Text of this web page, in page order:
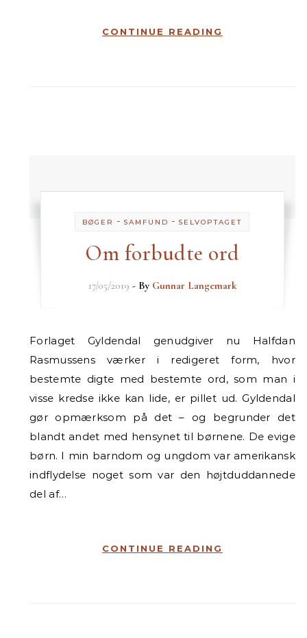
CONTINUE READING
BØGER - SAMFUND - SELVOPTAGET
Om forbudte ord
17/05/2019 - By Gunnar Langemark
Forlaget Gyldendal genudgiver nu Halfdan
Rasmussens værker i redigeret form, hvor
bestemte digte med bestemte ord, som man i
visse kredse ikke kan lide, er pillet ud. Gyldendal
gør opmærksom på det – og begrunder det
blandt andet med hensynet til børnene. De evige
børn. I min barndom og ungdom var amerikansk
indflydelse noget som var den højtduddannede
del af…
CONTINUE READING